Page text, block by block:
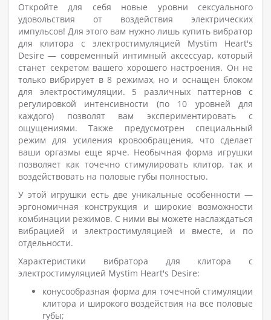
Откройте для себя новые уровни сексуального
удовольствия от воздействия электрических
импульсов! Для этого вам нужно лишь купить вибратор
для клитора с электростимуляцией Mystim Heart's
Desire — современный интимный аксессуар, который
станет секретом вашего хорошего настроения. Он не
только вибрирует в 8 режимах, но и оснащен блоком
для электростимуляции. 5 различных паттернов с
регулировкой интенсивности (по 10 уровней для
каждого) позволят вам экспериментировать с
ощущениями. Также предусмотрен специальный
режим для усиления кровообращения, что сделает
ваши оргазмы еще ярче. Необычная форма игрушки
позволяет как точечно стимулировать клитор, так и
воздействовать на половые губы полностью.
У этой игрушки есть две уникальные особенности —
эргономичная конструкция и широкие возможности
комбинации режимов. С ними вы можете наслаждаться
вибрацией и электростимуляцией и вместе, и по
отдельности.
Характеристики вибратора для клитора с
электростимуляцией Mystim Heart's Desire:
конусообразная форма для точечной стимуляции
клитора и широкого воздействия на все половые
губы;